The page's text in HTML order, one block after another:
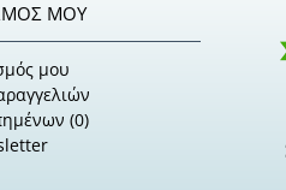
ΜΟΥ
μου
(0)